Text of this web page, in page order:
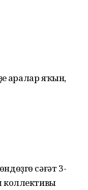
аралар яҡын,
сәғәт 3-
коллективы